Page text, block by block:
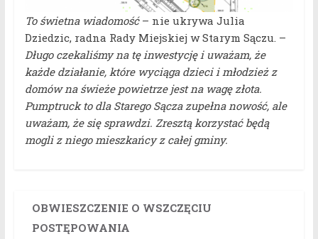
To świetna wiadomość – nie ukrywa Julia
Dziedzic, radna Rady Miejskiej w Starym Sączu. –
Długo czekaliśmy na tę inwestycję i uważam, że
każde działanie, które wyciąga dzieci i młodzież z
domów na świeże powietrze jest na wagę złota.
Pumptruck to dla Starego Sącza zupełna nowość, ale
uważam, że się sprawdzi. Zresztą korzystać będą
mogli z niego mieszkańcy z całej gminy.
OBWIESZCZENIE O WSZCZĘCIU
POSTĘPOWANIA